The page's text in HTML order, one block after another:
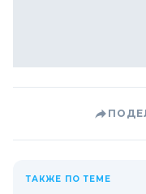
ТАКЖЕ ПО ТЕМЕ